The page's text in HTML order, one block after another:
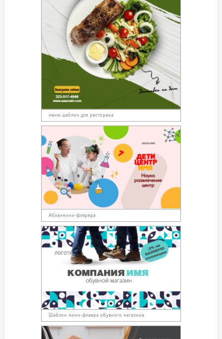
меню шаблон для ресторана
Абланмини-флерера
Шаблон мини-флаера обувного магазина